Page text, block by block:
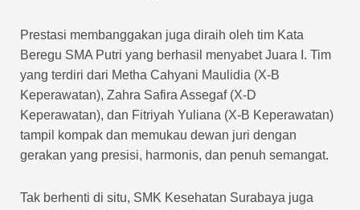
Prestasi membanggakan juga diraih oleh tim Kata
Beregu SMA Putri yang berhasil menyabet Juara I. Tim
yang terdiri dari Metha Cahyani Maulidia (X-B
Keperawatan), Zahra Safira Assegaf (X-D
Keperawatan), dan Fitriyah Yuliana (X-B Keperawatan)
tampil kompak dan memukau dewan juri dengan
gerakan yang presisi, harmonis, dan penuh semangat.
Tak berhenti di situ, SMK Kesehatan Surabaya juga